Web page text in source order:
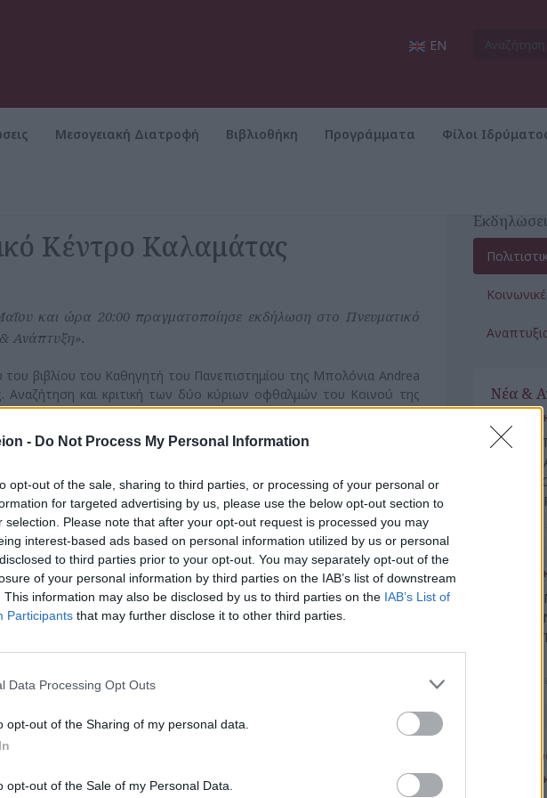
- Do Not Process My Personal Information
opt-out of the sale, sharing to third parties, or processing of your personal or
for targeted advertising by us, please use the below opt-out section to
selection. Please note that after your opt-out request is processed you may
interest-based ads based on personal information utilized by us or personal
to third parties prior to your opt-out. You may separately opt-out of the
of your personal information by third parties on the IAB’s list of downstream
This information may also be disclosed by us to third parties on the IAB’s List of
Participants that may further disclose it to other third parties.
Data Processing Opt Outs
opt-out of the Sharing of my personal data.
opt-out of the Sale of my Personal Data.
EN
Μεσογειακή Διατροφή Βιβλιοθήκη Προγράμματα Φίλοι
Κέντρο Καλαμάτας
και ώρα 20:00 πραγματοποίησε εκδήλωση στο Πνευματικό
Ανάπτυξη».
βιβλίου του Καθηγητή του Πανεπιστημίου της Μπολόνια Andrea
και κριτική των δύο κύριων οφθαλμών του Κοινού της
απηύθυναν:
Νίκας, Δήμαρχος Καλαμάτας
ομιλητές της εκδήλωσης ήταν:
Κωνσταντακόπουλος, Διευθύνων Σύμβουλος ΤΕΜΕΣ, Όμιλος
Mare»
Μουρδουκούτας, Καθηγητής Οικονομικού Πανεπιστημίου
Βυζαντινών Ερευνών του Ε.Ι.Ε.
της Μπολόνια
ήταν ο Δημήτρης Μανιατάκης, Πρόεδρος του Μανιατακείου
αναφέρθηκε στις βασικές αρχές και δραστηριότητες του
Νέα &
ΣΤΗΝ
ΤΗΝ
ΤΟΥ